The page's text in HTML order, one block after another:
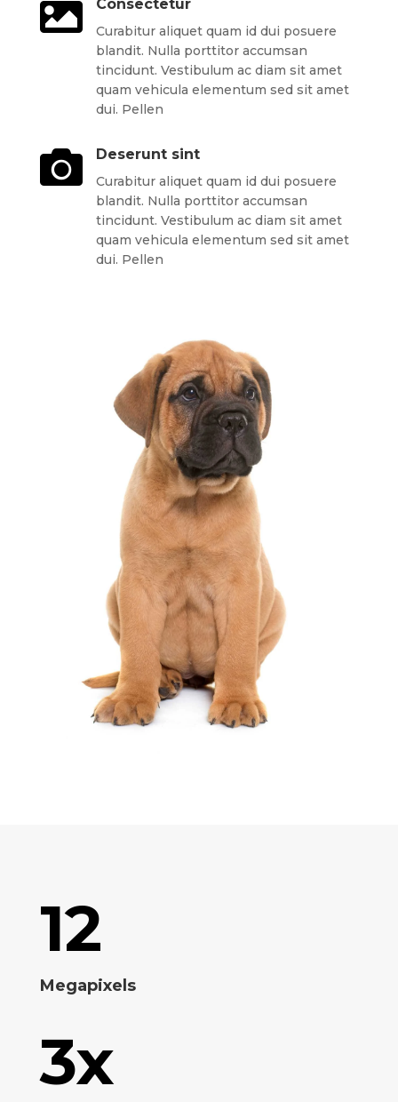
 Consectetur
Curabitur aliquet quam id dui posuere
blandit. Nulla porttitor accumsan
tincidunt. Vestibulum ac diam sit amet
quam vehicula elementum sed sit amet
dui. Pellen
 Deserunt sint
Curabitur aliquet quam id dui posuere
blandit. Nulla porttitor accumsan
tincidunt. Vestibulum ac diam sit amet
quam vehicula elementum sed sit amet
dui. Pellen
12
Megapixels
3x